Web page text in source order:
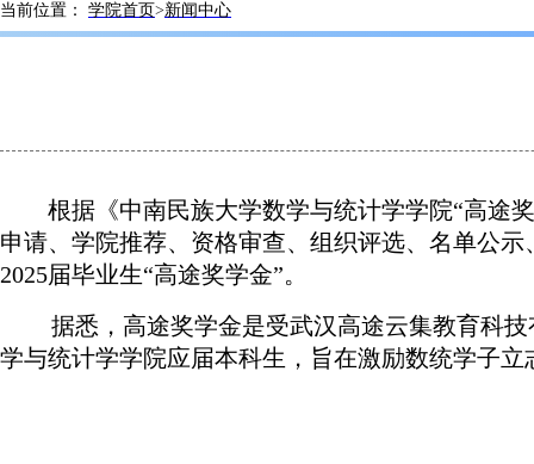
组织机构
当前位置： 学院首页>新闻中心
根据《中南民族大学数学与统计学学院“高途
申请、学院推荐、资格审查、组织评选、名单公
2025届毕业生“高途奖学金”。
据悉，高途奖学金是受武汉高途云集教育科
学与统计学学院应届本科生，旨在激励数统学子立